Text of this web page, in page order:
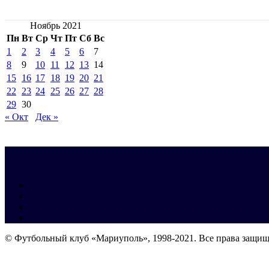
Ноябрь 2021
Пн Вт Ср Чт Пт Сб Вс
1
2 3 4 5 6
7
8
9 10 11 12 13 14
15 16 17 18 19 20 21
22
23 24 25 26 27 28
29 30
« Окт
Дек »
© Футбольный клуб «Мариуполь», 1998-2021. Все права